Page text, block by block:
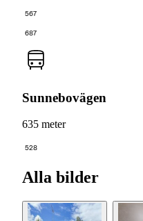
567
687
Sunnebovägen
635 meter
528
Alla bilder